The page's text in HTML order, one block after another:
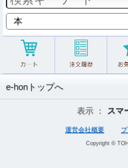
e-honトップへ
表示 ： スマ
運営会社概要
Copyright ©